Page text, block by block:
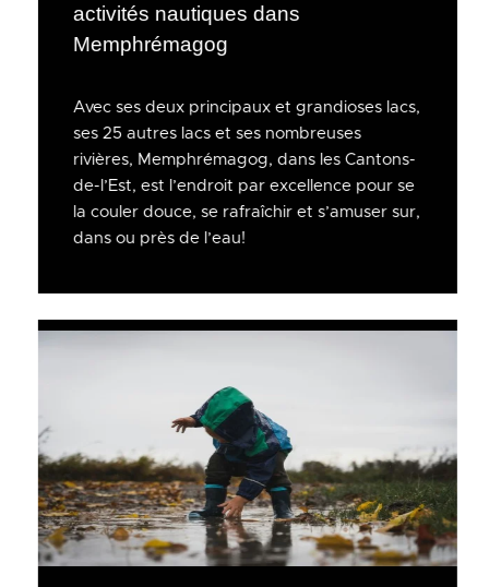
activités nautiques dans
Memphrémagog
Avec ses deux principaux et grandioses lacs,
ses 25 autres lacs et ses nombreuses
rivières, Memphrémagog, dans les Cantons-
de-l’Est, est l’endroit par excellence pour se
la couler douce, se rafraîchir et s’amuser sur,
dans ou près de l’eau!